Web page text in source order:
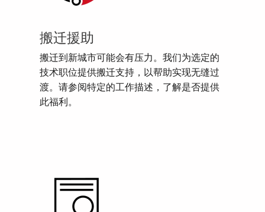
搬迁援助
搬迁到新城市可能会有压力。我们为选定的
技术职位提供搬迁支持，以帮助实现无缝过
渡。请参阅特定的工作描述，了解是否提供
此福利。